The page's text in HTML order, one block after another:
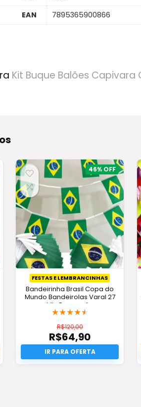
EAN
7895365900866
Kit Buque Balões Capivara
46%
FESTAS E LEMBRANCINHAS
Bandeirinha Brasil Copa do
Mundo Bandeirolas Varal 27
Mts Promoção
★★★★★
R$120,00
O
preço
original
era:
R$64,90
O
preço
atual